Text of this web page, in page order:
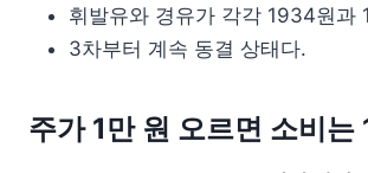
휘발유와 경유가 각각 1934원과
3차부터 계속 동결 상태다.
주가 1만 원 오르면 소비는